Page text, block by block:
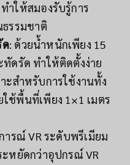
ำให้สมองรับรู้การ
ธรรมชาติ
ด: ด้วยน้ำหนักเพียง 15
ดรัด ทำให้ติดตั้งง่าย
ะสำหรับการใช้งานทั้ง
ช้พื้นที่เพียง 1×1 เมตร
ารณ์ VR ระดับพรีเมียม
หยัดกว่าอุปกรณ์ VR